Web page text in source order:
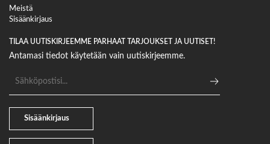
Meistä
Sisäänkirjaus
TILAA UUTISKIRJEEMME PARHAAT TARJOUKSET JA UUTISET!
Antamasi tiedot käytetään vain uutiskirjeemme.
Sisäänkirjaus